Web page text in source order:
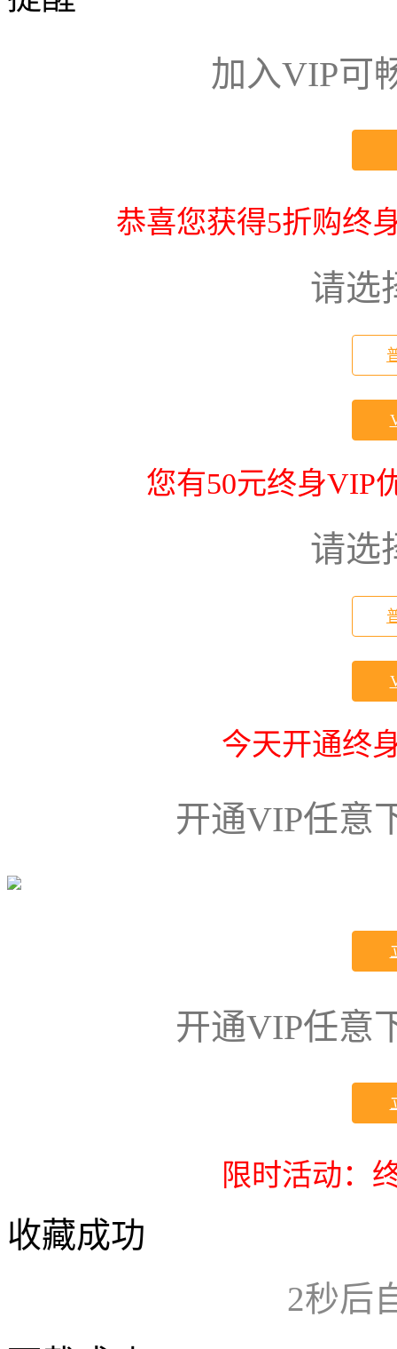
加入VIP可
恭喜您获得5折购终
请选
您有50元终身VIP
请选
今天开通终
开通VIP任意
开通VIP任意
限时活动：
收藏成功
2秒后